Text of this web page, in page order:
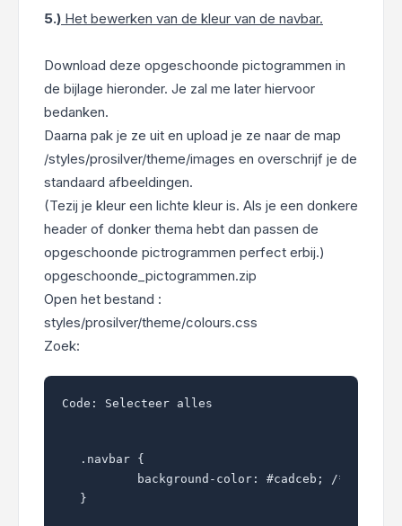
5.) Het bewerken van de kleur van de navbar.
Download deze opgeschoonde pictogrammen in
de bijlage hieronder. Je zal me later hiervoor
bedanken.
Daarna pak je ze uit en upload je ze naar de map
/styles/prosilver/theme/images en overschrijf je de
standaard afbeeldingen.
(Tezij je kleur een lichte kleur is. Als je een donkere
header of donker thema hebt dan passen de
opgeschoonde pictrogrammen perfect erbij.)
opgeschoonde_pictogrammen.zip
Open het bestand :
styles/prosilver/theme/colours.css
Zoek:
Code: Selecteer alles
.navbar {
}